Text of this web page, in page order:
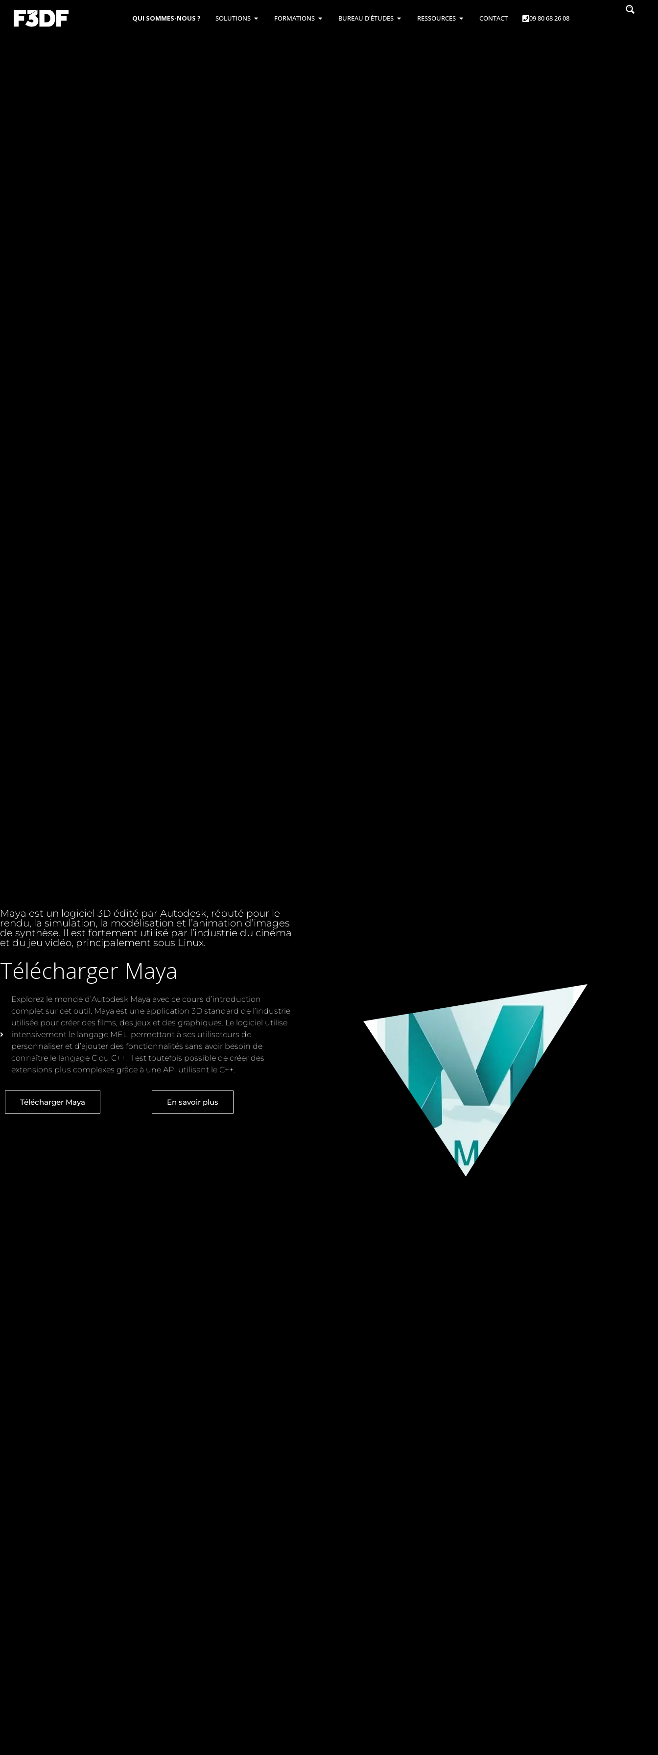
QUI SOMMES-NOUS ? SOLUTIONS FORMATIONS BUREAU D'ÉTUDES RESSOURCES CONTACT 09 80 68 26 08
Maya est un logiciel 3D édité par Autodesk, réputé pour le
rendu, la simulation, la modélisation et l’animation d’images
de synthèse. Il est fortement utilisé par l’industrie du cinéma
et du jeu vidéo, principalement sous Linux.
Télécharger Maya
Explorez le monde d’Autodesk Maya avec ce cours d’introduction
complet sur cet outil. Maya est une application 3D standard de l’industrie
utilisée pour créer des films, des jeux et des graphiques. Le logiciel utilise
intensivement le langage MEL, permettant à ses utilisateurs de
personnaliser et d’ajouter des fonctionnalités sans avoir besoin de
connaître le langage C ou C++. Il est toutefois possible de créer des
extensions plus complexes grâce à une API utilisant le C++.
Télécharger Maya En savoir plus